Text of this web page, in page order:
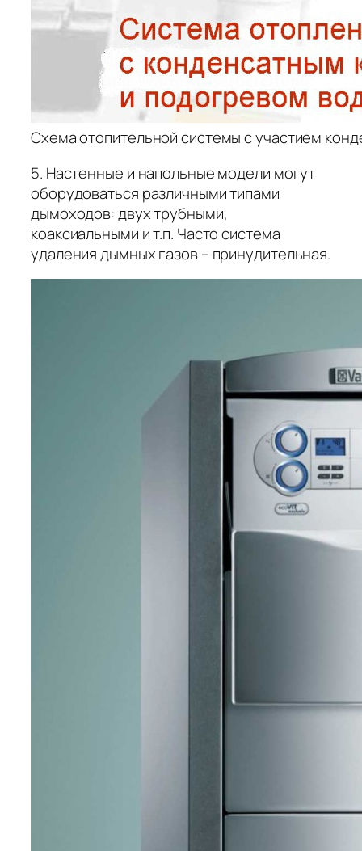
Схема отопительной системы с участием
5. Настенные и напольные модели могут
оборудоваться различными типами
дымоходов: двух трубными,
коаксиальными и т.п. Часто система
удаления дымных газов – принудительная.